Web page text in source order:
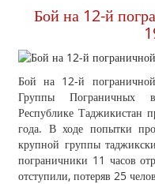
Бой на 12-й
Бой на 12-й пограничной
Группы Пограничных
Республике Таджикистан
года. В ходе попытки
крупной группы
пограничники 11 часов
отступили, потеряв 25